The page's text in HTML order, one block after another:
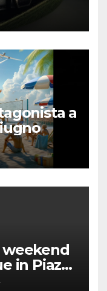
a
weekend
in Piazza